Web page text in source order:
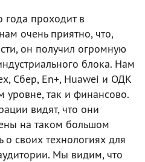
года проходит в
очень приятно, что,
он получил огромную
блока. Нам
Сбер, En+, Huawei и ОДК
уровне, так и финансово.
видят, что они
на таком большом
о своих технологиях для
Мы видим, что